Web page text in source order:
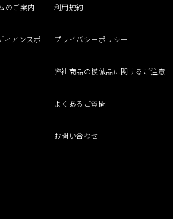
のご案内
ィアンスポ
利用規約
プライバシーポリシー
弊社商品の模倣品に関するご注意
よくあるご質問
お問い合わせ